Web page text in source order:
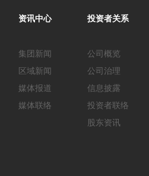
资讯中心
集团新闻
区域新闻
媒体报道
媒体联络
投资者关系
公司概览
公司治理
信息披露
投资者联络
股东资讯